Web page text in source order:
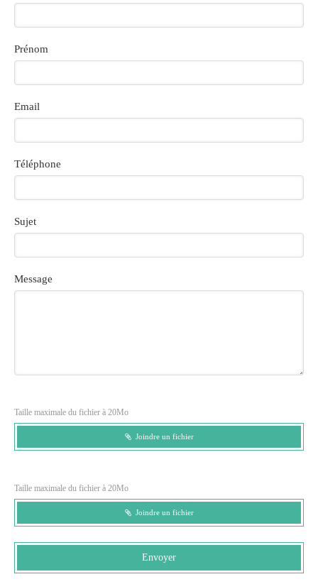
Prénom
Email
Téléphone
Sujet
Message
Taille maximale du fichier à 20Mo
Joindre un fichier
Taille maximale du fichier à 20Mo
Joindre un fichier
Envoyer